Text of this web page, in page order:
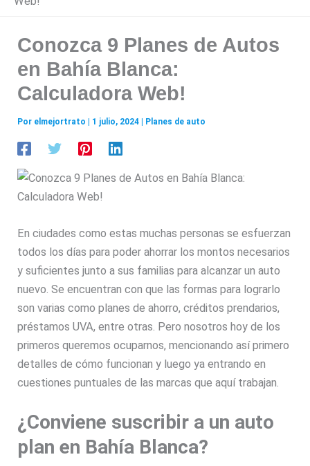
Conozca 9 Planes de Autos
en Bahía Blanca:
Calculadora Web!
Por elmejortrato 1 julio, 2024 Planes de auto
En ciudades como estas muchas personas se esfuerzan
todos los días para poder ahorrar los montos necesarios
y suficientes junto a sus familias para alcanzar un auto
nuevo. Se encuentran con que las formas para lograrlo
son varias como planes de ahorro, créditos prendarios,
préstamos UVA, entre otras. Pero nosotros hoy de los
primeros queremos ocuparnos, mencionando así primero
detalles de cómo funcionan y luego ya entrando en
cuestiones puntuales de las marcas que aquí trabajan.
¿Conviene suscribir a un auto
plan en Bahía Blanca?